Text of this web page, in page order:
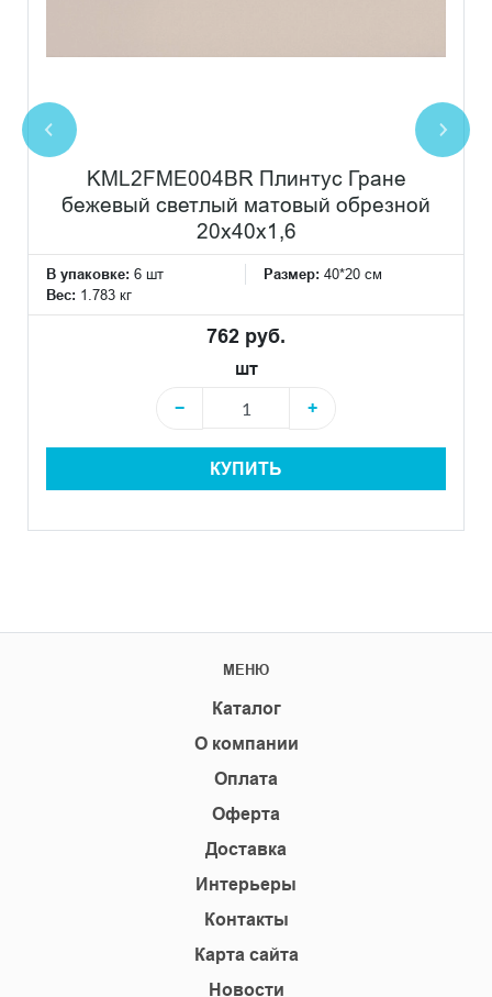
KML2FME004BR Плинтус Гране
бежевый светлый матовый обрезной
20x40x1,6
В упаковке: 6 шт Размер: 40*20 см
Вес: 1.783 кг
762 руб.
шт
−
+
КУПИТЬ
МЕНЮ
Каталог
О компании
Оплата
Оферта
Доставка
Интерьеры
Контакты
Карта сайта
Новости